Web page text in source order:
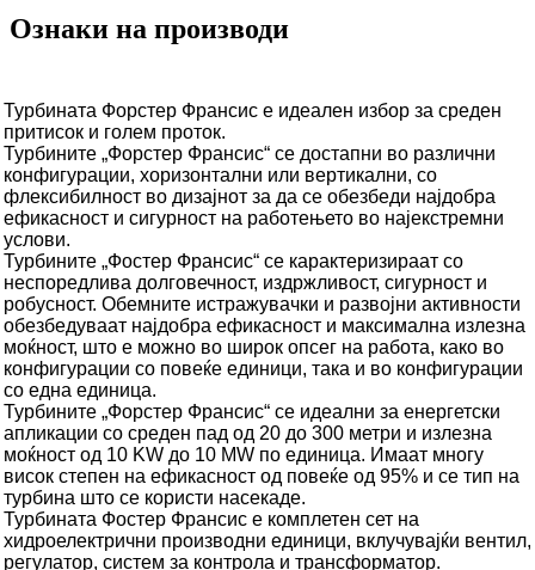
Ознаки на производи
Турбината Форстер Франсис е идеален избор за среден
притисок и голем проток.
Турбините „Форстер Франсис“ се достапни во различни
конфигурации, хоризонтални или вертикални, со
флексибилност во дизајнот за да се обезбеди најдобра
ефикасност и сигурност на работењето во најекстремни
услови.
Турбините „Фостер Франсис“ се карактеризираат со
неспоредлива долговечност, издржливост, сигурност и
робусност. Обемните истражувачки и развојни активности
обезбедуваат најдобра ефикасност и максимална излезна
моќност, што е можно во широк опсег на работа, како во
конфигурации со повеќе единици, така и во конфигурации
со една единица.
Турбините „Форстер Франсис“ се идеални за енергетски
апликации со среден пад од 20 до 300 метри и излезна
моќност од 10 KW до 10 MW по единица. Имаат многу
висок степен на ефикасност од повеќе од 95% и се тип на
турбина што се користи насекаде.
Турбината Фостер Франсис е комплетен сет на
хидроелектрични производни единици, вклучувајќи вентил,
регулатор, систем за контрола и трансформатор.